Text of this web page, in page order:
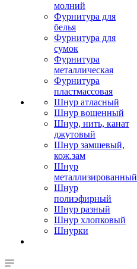
молний
Фурнитура для
белья
Фурнитура для
сумок
Фурнитура
металлическая
Фурнитура
пластмассовая
Шнур атласный
Шнур вощенный
Шнур, нить, канат
джутовый
Шнур замшевый,
кож.зам
Шнур
металлизированный
Шнур
полиэфирный
Шнур разный
Шнур хлопковый
Шнурки